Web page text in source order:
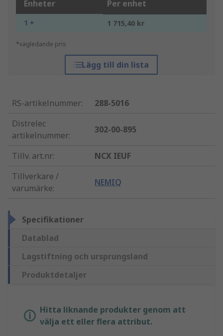
Enheter Per enhet
1 + 1 715,40 kr
*vägledande pris
Lägg till din lista
RS-artikelnummer:
288-5016
Distrelec
artikelnummer:
302-00-895
Tillv. art.nr:
NCX IEUF
Tillverkare /
varumärke:
NEMIQ
Specifikationer
Datablad
Lagstiftning och ursprungsland
Produktdetaljer
Hitta liknande produkter genom att
välja ett eller flera attribut.